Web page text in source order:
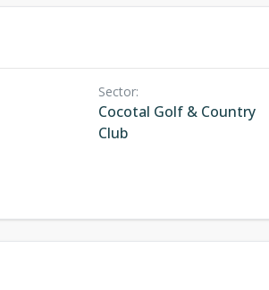
Sector:
Cocotal Golf & Country
Club